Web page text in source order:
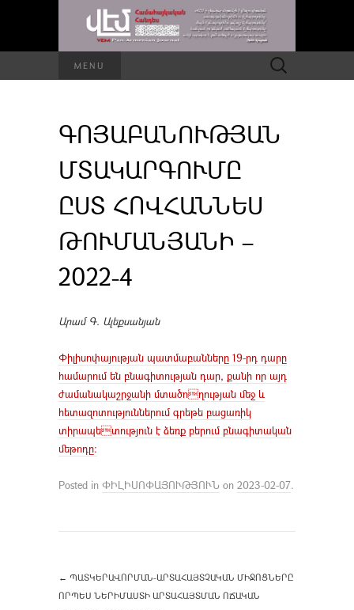
MENU Որոնել՝
ԳՈՅԱԲԱՆՈՒԹՅԱՆ
ՄՏԱԿԱՐԳՈՒՄԸ
ԸՍՏ ՀՈՎՀԱՆՆԵՍ
ԹՈՒՄԱՆՅԱՆԻ –
2022-4
Արամ Գ. Ալեքսանյան
Փիլիսոփայության պատմաբանները 19-րդ դարը
համարում են բնագիտության դար, քանի որ այդ
ժամանակաշրջանի մտածողության մեջ և
հետազոտություններում գրեթե բացառիկ
տիրապետություն է ձեռք բերում բնագիտական
մեթոդը։
Posted in ՓԻԼԻՍՈՓԱՅՈՒԹՅՈՒՆ on 2023-02-07.
← ՊԱՏԿԵՐԱՎՈՐՄԱՆ-ԱՐՏԱՀԱՅՏՉԱԿԱՆ ՄԻՋՈՑՆԵՐԸ
ՈՐՊԵՍ ՆԵՐԻՄԱՍՏԻ ԱՐՏԱՀԱՅՏՄԱՆ ՈՃԱԿԱՆ